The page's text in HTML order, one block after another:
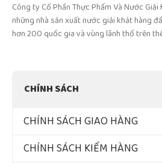
Công ty Cổ Phần Thực Phẩm Và Nước
những nhà sản xuất nước giải khát hàng
hơn 200 quốc gia và vùng lãnh thổ trên
CHÍNH SÁCH
CHÍNH SÁCH GIAO HÀNG
CHÍNH SÁCH KIỂM HÀNG